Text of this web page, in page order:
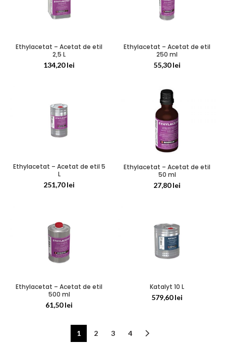
Ethylacetat – Acetat de etil
2,5 L
134,20lei
Ethylacetat – Acetat de etil
250 ml
55,30lei
Ethylacetat – Acetat de etil 5
L
251,70lei
Ethylacetat – Acetat de etil
50 ml
27,80lei
Ethylacetat – Acetat de etil
500 ml
61,50lei
Katalyt 10 L
579,60lei
1 2 3 4